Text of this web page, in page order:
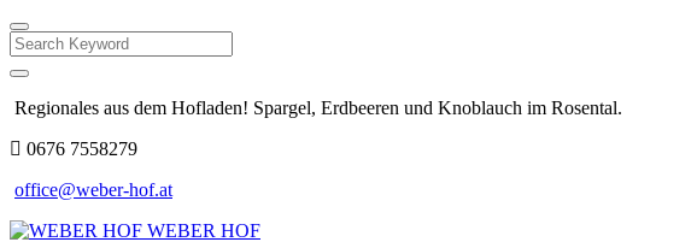
Search
Regionales aus dem Hofladen! Spargel, Erdbeeren und Knoblauch im Rosental.
0676 7558279
office@weber-hof.at
WEBER HOF